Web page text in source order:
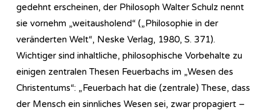
gedehnt erscheinen, der Philosoph Walter Schulz nennt
sie vornehm „weitausholend“ („Philosophie in der
veränderten Welt“, Neske Verlag, 1980, S. 371).
Wichtiger sind inhaltliche, philosophische Vorbehalte zu
einigen zentralen Thesen Feuerbachs im „Wesen des
Christentums“: „Feuerbach hat die (zentrale) These, dass
der Mensch ein sinnliches Wesen sei, zwar propagiert –